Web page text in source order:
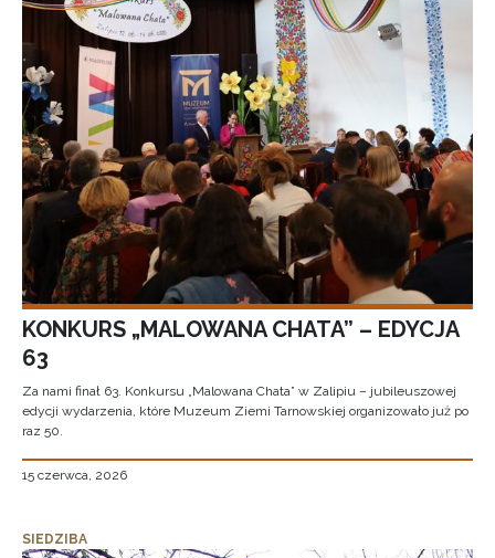
KONKURS „MALOWANA CHATA” – EDYCJA
63
Za nami finał 63. Konkursu „Malowana Chata” w Zalipiu – jubileuszowej
edycji wydarzenia, które Muzeum Ziemi Tarnowskiej organizowało już po
raz 50.
15 czerwca, 2026
SIEDZIBA